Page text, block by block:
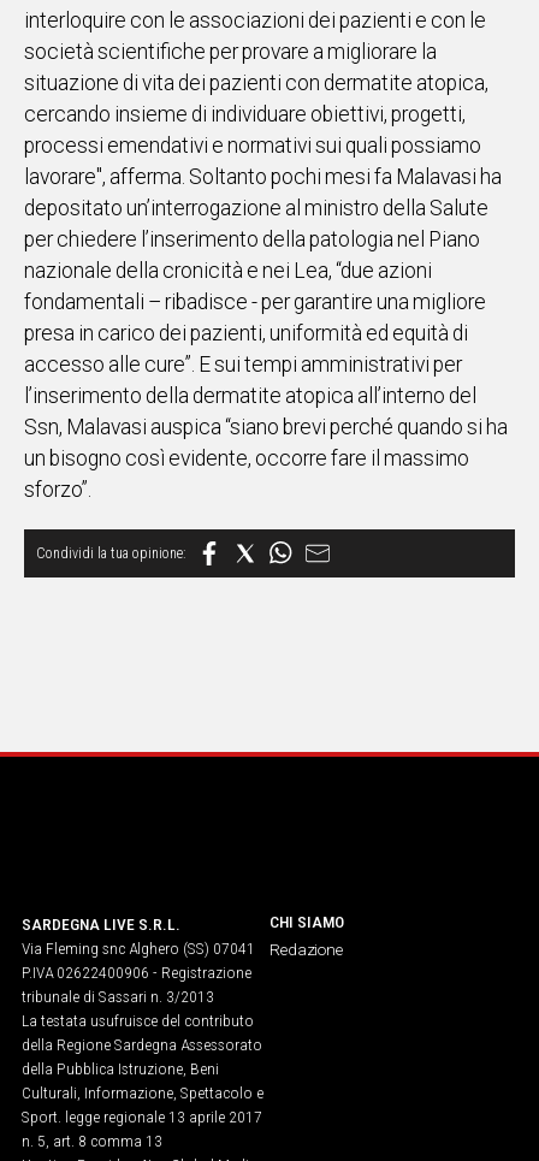
AL CANALE
WHATSAPP
Social
interloquire con le associazioni dei pazienti e con le
società scientifiche per provare a migliorare la
situazione di vita dei pazienti con dermatite atopica,
cercando insieme di individuare obiettivi, progetti,
processi emendativi e normativi sui quali possiamo
lavorare", afferma. Soltanto pochi mesi fa Malavasi ha
depositato un’interrogazione al ministro della Salute
per chiedere l’inserimento della patologia nel Piano
nazionale della cronicità e nei Lea, “due azioni
fondamentali – ribadisce - per garantire una migliore
presa in carico dei pazienti, uniformità ed equità di
accesso alle cure”. E sui tempi amministrativi per
l’inserimento della dermatite atopica all’interno del
Ssn, Malavasi auspica “siano brevi perché quando si ha
un bisogno così evidente, occorre fare il massimo
sforzo”.
SARDEGNA LIVE S.R.L.
Via Fleming snc Alghero (SS) 07041
P.IVA 02622400906 - Registrazione
tribunale di Sassari n. 3/2013
La testata usufruisce del contributo
della Regione Sardegna Assessorato
della Pubblica Istruzione, Beni
Culturali, Informazione, Spettacolo e
Sport. legge regionale 13 aprile 2017
n. 5, art. 8 comma 13
CHI SIAMO
Redazione